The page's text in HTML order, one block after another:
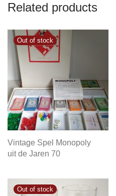
Related products
Vintage Spel Monopoly
uit de Jaren 70